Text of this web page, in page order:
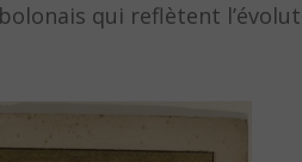
qui reflètent